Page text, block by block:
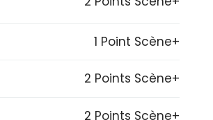
1 Point Scène+
2 Points Scène+
2 Points Scène+